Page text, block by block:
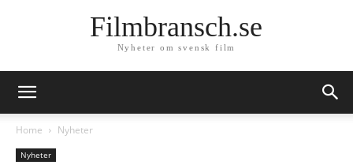
Filmbransch.se
Nyheter om svensk film
Home Nyheter
Nyheter